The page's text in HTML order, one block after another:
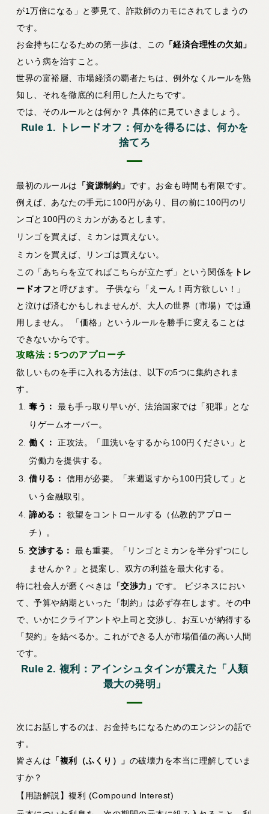
が1万倍になる」と夢見て、詐欺師のカモにされてしまうの
です。
お金持ちになるための第一歩は、この 「経済合理性の欠如」
という病を治すこと。
世界の富裕層、市場経済の覇者たちは、例外なくルールを熟
知し、それを徹底的に利用した人たちです。
では、そのルールとは何か？ 具体的に見ていきましょう。
Rule 1. トレードオフ：何かを得るには、何かを
捨てろ
最初のルールは 「資源制約」 です。お金も時間も有限です。
例えば、あなたの手元に100円があり、目の前に100円のリ
ンゴと100円のミカンがあるとします。
リンゴを買えば、ミカンは買えない。
ミカンを買えば、リンゴは買えない。
この「あちらを立てればこちらが立たず」という関係を トレ
ードオフと呼びます。 子供なら「えーん！両方欲しい！」
と泣けば済むかもしれませんが、大人の世界（市場）では通
用しません。 「価格」というルールを勝手に変えることは
できないからです。
攻略法：5つのアプローチ
欲しいものを手に入れる方法は、以下の5つに集約されま
す。
奪う：
最も手っ取り早いが、法治国家では「犯罪」とな
りゲームオーバー。
働く：
正攻法。「皿洗いをするから100円ください」と
労働力を提供する。
借りる：
信用が必要。「来週返すから100円貸して」と
いう金融取引。
諦める：
欲望をコントロールする（仏教的アプロー
チ）。
交渉する：
最も重要。「リンゴとミカンを半分ずつにし
ませんか？」と提案し、双方の利益を最大化する。
特に社会人が磨くべきは
「交渉力」 です。 ビジネスにおい
て、予算や納期といった「制約」は必ず存在します。その中
で、いかにクライアントや上司と交渉し、お互いが納得する
「契約」を結べるか。これができる人が市場価値の高い人間
です。
Rule 2. 複利：アインシュタインが震えた「人類
最大の発明」
次にお話しするのは、お金持ちになるためのエンジンの話で
す。
皆さんは 「複利（ふくり）」 の破壊力を本当に理解していま
すか？
【用語解説】複利 (Compound Interest)